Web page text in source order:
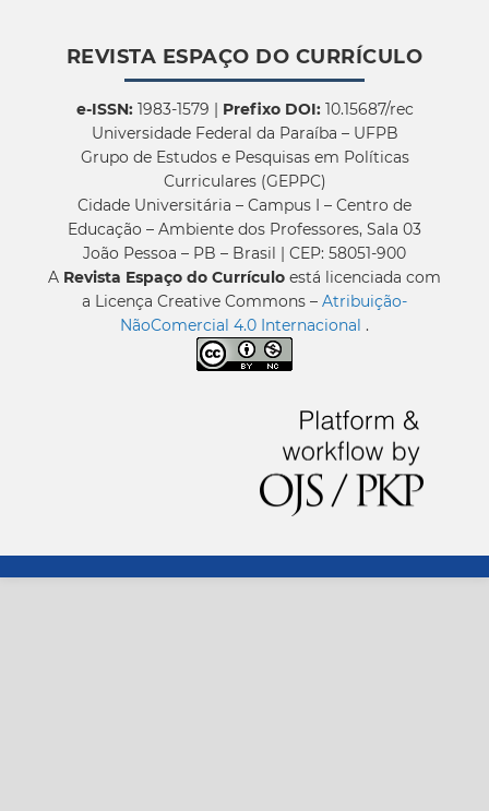
REVISTA ESPAÇO DO CURRÍCULO
e-ISSN:1983-1579 | Prefixo DOI:10.15687/rec
Universidade Federal da Paraíba – UFPB
Grupo de Estudos e Pesquisas em Políticas
Curriculares (GEPPC)
Cidade Universitária – Campus I – Centro de
Educação – Ambiente dos Professores, Sala 03
João Pessoa – PB – Brasil | CEP: 58051-900
A Revista Espaço do Currículo está licenciada com
a Licença Creative Commons – Atribuição-
NãoComercial 4.0 Internacional .